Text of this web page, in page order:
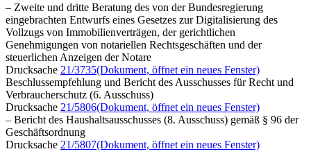
– Zweite und dritte Beratung des von der Bundesregierung
eingebrachten Entwurfs eines Gesetzes zur Digitalisierung des
Vollzugs von Immobilienverträgen, der gerichtlichen
Genehmigungen von notariellen Rechtsgeschäften und der
steuerlichen Anzeigen der Notare
Drucksache 21/3735(Dokument, öffnet ein neues Fenster)
Beschlussempfehlung und Bericht des Ausschusses für Recht und
Verbraucherschutz (6. Ausschuss)
Drucksache 21/5806(Dokument, öffnet ein neues Fenster)
– Bericht des Haushaltsausschusses (8. Ausschuss) gemäß § 96 der
Geschäftsordnung
Drucksache 21/5807(Dokument, öffnet ein neues Fenster)